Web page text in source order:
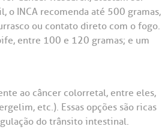
o INCA recomenda até 500 gramas,
ou contato direto com o fogo.
entre 100 e 120 gramas; e um
ao câncer colorretal, entre eles,
etc.). Essas opções são ricas
do trânsito intestinal.